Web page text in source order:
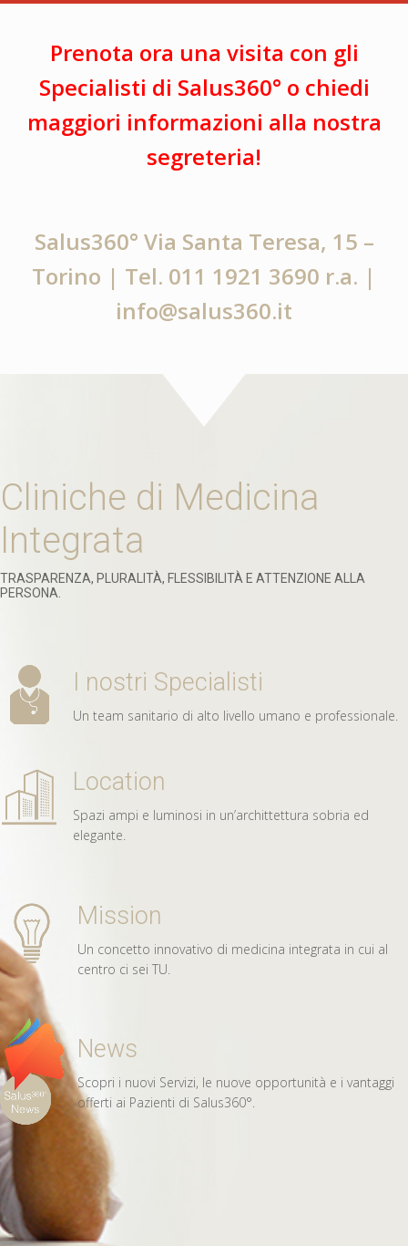
Prenota ora una visita con gli
Specialisti di Salus360° o chiedi
maggiori informazioni alla nostra
segreteria!
Salus360° Via Santa Teresa, 15 –
Torino | Tel. 011 1921 3690 r.a. |
info@salus360.it
Cliniche di Medicina
Integrata
TRASPARENZA, PLURALITÀ, FLESSIBILITÀ E ATTENZIONE ALLA
PERSONA.
I nostri Specialisti
Un team sanitario di alto livello umano e professionale.
Location
Spazi ampi e luminosi in un’archittettura sobria ed
elegante.
Mission
Un concetto innovativo di medicina integrata in cui al
centro ci sei TU.
News
Scopri i nuovi Servizi, le nuove opportunità e i vantaggi
offerti ai Pazienti di Salus360°.